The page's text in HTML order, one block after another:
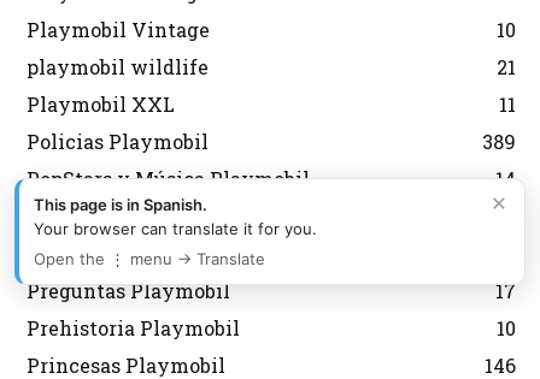
Playmobil Vintage
10
playmobil wildlife
21
Playmobil XXL
11
Policias Playmobil
389
PopStars y Música Playmobil
14
Porsche Playmobil
14
Pozos, Fuentes y Árboles Playmobil
Preguntas Playmobil
17
Prehistoria Playmobil
10
Princesas Playmobil
146
×
This page is in Spanish.
Your browser can translate it for you.
Open the ⋮ menu → Translate